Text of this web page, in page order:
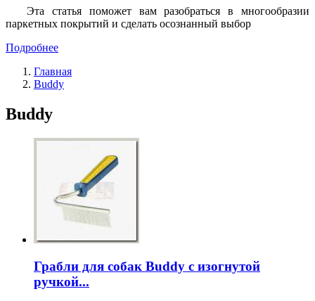
Эта статья поможет вам разобраться в многообразии
паркетных покрытий и сделать осознанный выбор
Подробнее
Главная
Buddy
Buddy
Грабли для собак Buddy с изогнутой
ручкой...